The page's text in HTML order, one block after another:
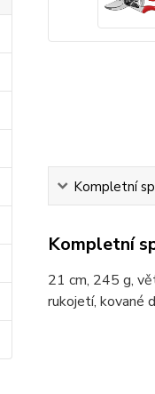
Kompletní
Kompletní
21 cm, 245 g,
rukojetí, kované